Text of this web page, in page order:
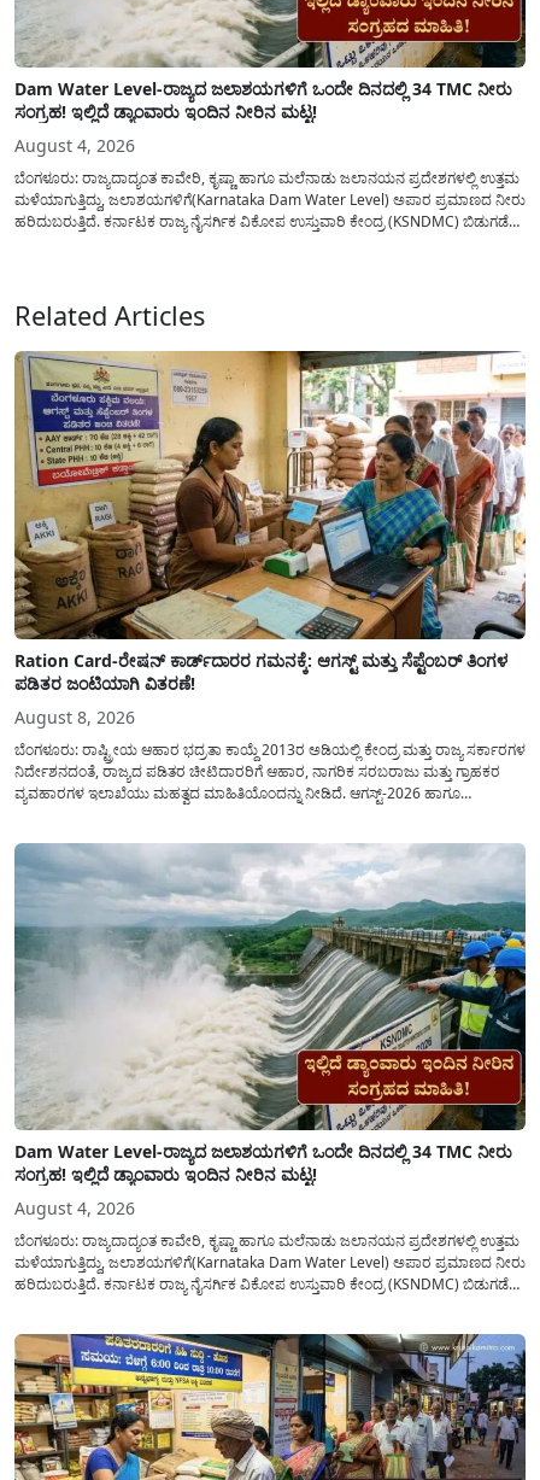
Dam Water Level-ರಾಜ್ಯದ ಜಲಾಶಯಗಳಿಗೆ ಒಂದೇ ದಿನದಲ್ಲಿ 34 TMC ನೀರು
ಸಂಗ್ರಹ! ಇಲ್ಲಿದೆ ಡ್ಯಾಂವಾರು ಇಂದಿನ ನೀರಿನ ಮಟ್ಟ!
August 4, 2026
ಬೆಂಗಳೂರು: ರಾಜ್ಯದಾದ್ಯಂತ ಕಾವೇರಿ, ಕೃಷ್ಣಾ ಹಾಗೂ ಮಲೆನಾಡು ಜಲಾನಯನ ಪ್ರದೇಶಗಳಲ್ಲಿ ಉತ್ತಮ
ಮಳೆಯಾಗುತ್ತಿದ್ದು, ಜಲಾಶಯಗಳಿಗೆ(Karnataka Dam Water Level) ಅಪಾರ ಪ್ರಮಾಣದ ನೀರು
ಹರಿದುಬರುತ್ತಿದೆ. ಕರ್ನಾಟಕ ರಾಜ್ಯ ನೈಸರ್ಗಿಕ ವಿಕೋಪ ಉಸ್ತುವಾರಿ ಕೇಂದ್ರ (KSNDMC) ಬಿಡುಗಡೆ
Related Articles
Ration Card-ರೇಷನ್ ಕಾರ್ಡ್‍ದಾರರ ಗಮನಕ್ಕೆ: ಆಗಸ್ಟ್ ಮತ್ತು ಸೆಪ್ಟೆಂಬರ್ ತಿಂಗಳ
ಪಡಿತರ ಜಂಟಿಯಾಗಿ ವಿತರಣೆ!
August 8, 2026
ಬೆಂಗಳೂರು: ರಾಷ್ಟ್ರೀಯ ಆಹಾರ ಭದ್ರತಾ ಕಾಯ್ದೆ 2013ರ ಅಡಿಯಲ್ಲಿ ಕೇಂದ್ರ ಮತ್ತು ರಾಜ್ಯ ಸರ್ಕಾರಗಳ
ನಿರ್ದೇಶನದಂತೆ, ರಾಜ್ಯದ ಪಡಿತರ ಚೀಟಿದಾರರಿಗೆ ಆಹಾರ, ನಾಗರಿಕ ಸರಬರಾಜು ಮತ್ತು ಗ್ರಾಹಕರ
ವ್ಯವಹಾರಗಳ ಇಲಾಖೆಯು ಮಹತ್ವದ ಮಾಹಿತಿಯೊಂದನ್ನು ನೀಡಿದೆ. ಆಗಸ್ಟ್-2026 ಹಾಗೂ
Dam Water Level-ರಾಜ್ಯದ ಜಲಾಶಯಗಳಿಗೆ ಒಂದೇ ದಿನದಲ್ಲಿ 34 TMC ನೀರು
ಸಂಗ್ರಹ! ಇಲ್ಲಿದೆ ಡ್ಯಾಂವಾರು ಇಂದಿನ ನೀರಿನ ಮಟ್ಟ!
August 4, 2026
ಬೆಂಗಳೂರು: ರಾಜ್ಯದಾದ್ಯಂತ ಕಾವೇರಿ, ಕೃಷ್ಣಾ ಹಾಗೂ ಮಲೆನಾಡು ಜಲಾನಯನ ಪ್ರದೇಶಗಳಲ್ಲಿ ಉತ್ತಮ
ಮಳೆಯಾಗುತ್ತಿದ್ದು, ಜಲಾಶಯಗಳಿಗೆ(Karnataka Dam Water Level) ಅಪಾರ ಪ್ರಮಾಣದ ನೀರು
ಹರಿದುಬರುತ್ತಿದೆ. ಕರ್ನಾಟಕ ರಾಜ್ಯ ನೈಸರ್ಗಿಕ ವಿಕೋಪ ಉಸ್ತುವಾರಿ ಕೇಂದ್ರ (KSNDMC) ಬಿಡುಗಡೆ